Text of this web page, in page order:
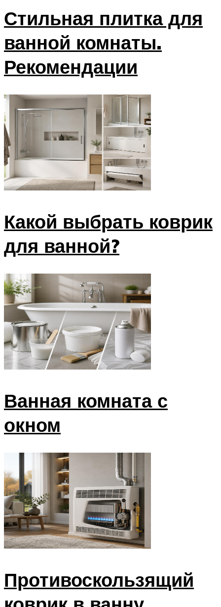
Стильная плитка для
ванной комнаты.
Рекомендации
Какой выбрать коврик
для ванной?
Ванная комната с
окном
Противоскользящий